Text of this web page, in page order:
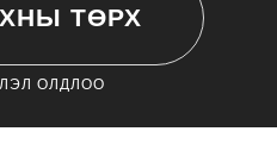
ТӨРХ
ОЛДЛОО